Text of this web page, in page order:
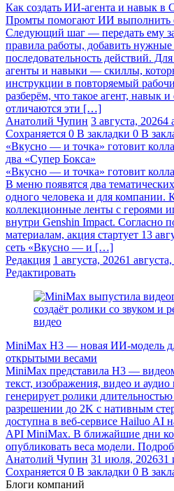
Как создать ИИ-агента и навык в
Промты помогают ИИ выполнить
Следующий шаг — передать ему
правила работы, добавить
последовательность действий.
агенты и навыки — скиллы,
инструкции в повторяемый
разберём, что такое агент, навык
отличаются эти […]
Анатолий Чупин 3 августа, 20264
Сохраняется 0 В закладки 0 В
«Вкусно — и точка» готовит
два «Супер Бокса»
«Вкусно — и точка» готовит
В меню появятся два
одного человека и для компании.
коллекционные ленты с героями
внутри Genshin Impact. Согласно
материалам, акция стартует 13
сеть «Вкусно — и […]
Редакция 1 августа, 20261
Редактировать
MiniMax H3 — новая ИИ-модель
открытыми весами
MiniMax представила H3 —
текст, изображения, видео и
генерирует ролики
разрешении до 2K с нативным
доступна в веб-сервисе Hailuo AI
API MiniMax. В ближайшие дни
опубликовать веса модели.
Анатолий Чупин 31 июля, 202631
Сохраняется 0 В закладки 0 В
Блоги компаний